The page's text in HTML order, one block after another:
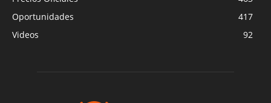
Oportunidades
417
Videos
92